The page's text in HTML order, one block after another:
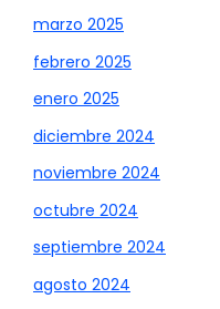
marzo 2025
febrero 2025
enero 2025
diciembre 2024
noviembre 2024
octubre 2024
septiembre 2024
agosto 2024